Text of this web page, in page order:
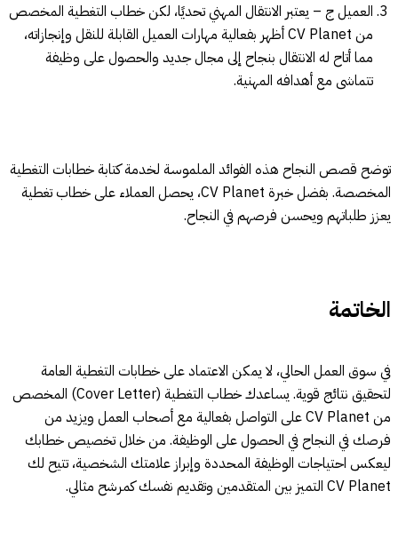
العميل ج – يعتبر الانتقال المهني تحديًا، لكن خطاب التغطية المخصص
من CV Planet أظهر بفعالية مهارات العميل القابلة للنقل وإنجازاته،
مما أتاح له الانتقال بنجاح إلى مجال جديد والحصول على وظيفة
تتماشى مع أهدافه المهنية.
توضح قصص النجاح هذه الفوائد الملموسة لخدمة كتابة خطابات التغطية
المخصصة. بفضل خبرة CV Planet، يحصل العملاء على خطاب تغطية
يعزز طلباتهم ويحسن فرصهم في النجاح.
الخاتمة
في سوق العمل الحالي، لا يمكن الاعتماد على خطابات التغطية العامة
لتحقيق نتائج قوية. يساعدك خطاب التغطية (Cover Letter) المخصص
من CV Planet على التواصل بفعالية مع أصحاب العمل ويزيد من
فرصك في النجاح في الحصول على الوظيفة. من خلال تخصيص خطابك
ليعكس احتياجات الوظيفة المحددة وإبراز علامتك الشخصية، تتيح لك
CV Planet التميز بين المتقدمين وتقديم نفسك كمرشح مثالي.